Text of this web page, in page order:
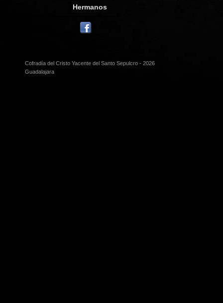
Hermanos
Cofradía del Cristo Yacente del Santo Sepulcro - 2026
Guadalajara